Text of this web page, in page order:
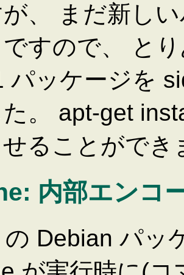
、 まだ新し
すので、 と
パッケージを
。 apt-get
ることができ
内部エンコ
Debian パッ